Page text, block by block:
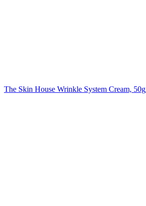
The Skin House Wrinkle System Cream, 50g